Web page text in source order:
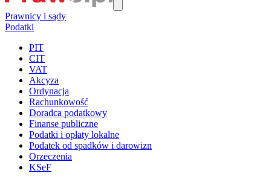
Prawnicy i sądy
Podatki
PIT
CIT
VAT
Akcyza
Ordynacja
Rachunkowość
Doradca podatkowy
Finanse publiczne
Podatki i opłaty lokalne
Podatek od spadków i darowizn
Orzeczenia
KSeF